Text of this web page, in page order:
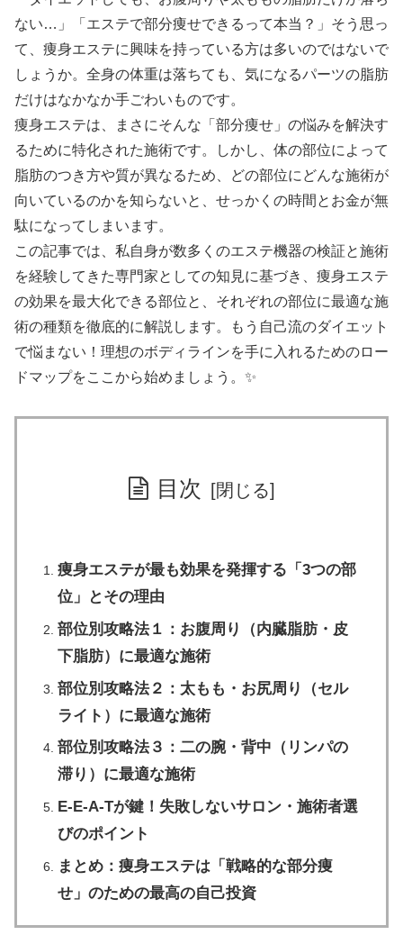
ない…」「エステで部分痩せできるって本当？」そう思っ
て、痩身エステに興味を持っている方は多いのではないで
しょうか。全身の体重は落ちても、気になるパーツの脂肪
だけはなかなか手ごわいものです。
痩身エステは、まさにそんな「部分痩せ」の悩みを解決す
るために特化された施術です。しかし、体の部位によって
脂肪のつき方や質が異なるため、どの部位にどんな施術が
向いているのかを知らないと、せっかくの時間とお金が無
駄になってしまいます。
この記事では、私自身が数多くのエステ機器の検証と施術
を経験してきた専門家としての知見に基づき、痩身エステ
の効果を最大化できる部位と、それぞれの部位に最適な施
術の種類を徹底的に解説します。もう自己流のダイエット
で悩まない！理想のボディラインを手に入れるためのロー
ドマップをここから始めましょう。✨
目次
痩身エステが最も効果を発揮する「3つの部
位」とその理由
部位別攻略法１：お腹周り（内臓脂肪・皮
下脂肪）に最適な施術
部位別攻略法２：太もも・お尻周り（セル
ライト）に最適な施術
部位別攻略法３：二の腕・背中（リンパの
滞り）に最適な施術
E-E-A-Tが鍵！失敗しないサロン・施術者選
びのポイント
まとめ：痩身エステは「戦略的な部分痩
せ」のための最高の自己投資